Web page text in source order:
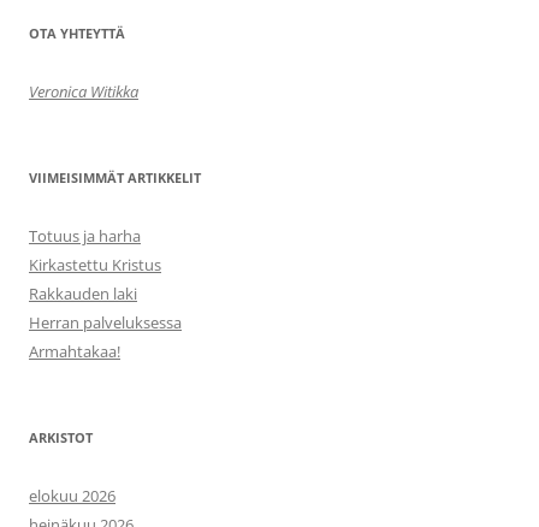
OTA YHTEYTTÄ
Veronica Witikka
VIIMEISIMMÄT ARTIKKELIT
Totuus ja harha
Kirkastettu Kristus
Rakkauden laki
Herran palveluksessa
Armahtakaa!
ARKISTOT
elokuu 2026